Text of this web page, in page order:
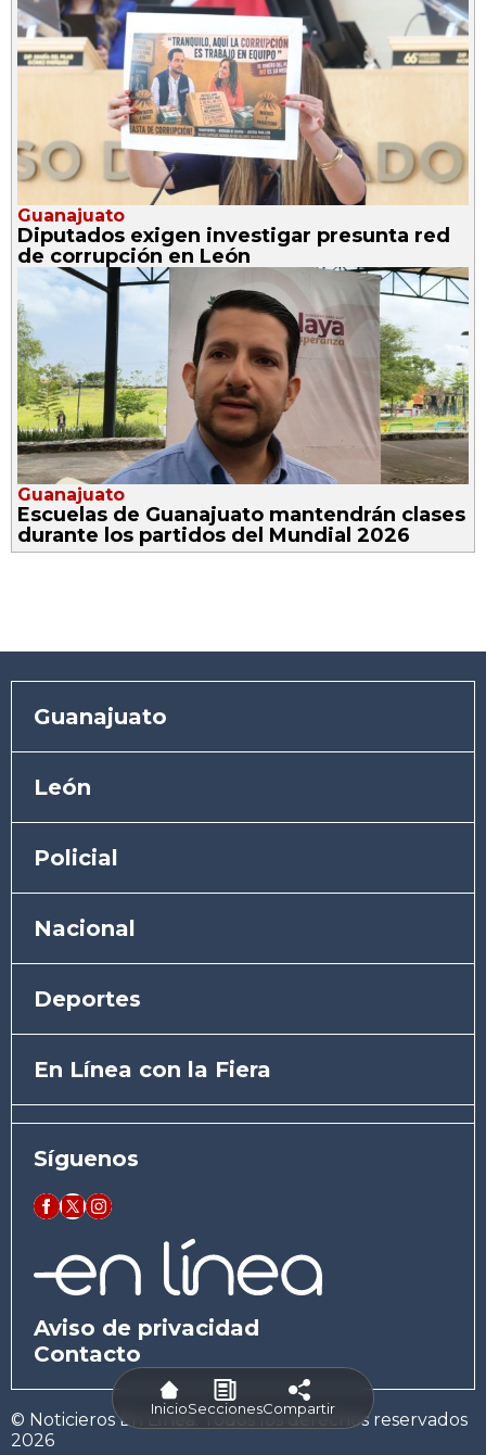
Guanajuato
Diputados exigen investigar presunta red
de corrupción en León
Guanajuato
Escuelas de Guanajuato mantendrán clases
durante los partidos del Mundial 2026
Guanajuato
León
Policial
Nacional
Deportes
En Línea con la Fiera
Síguenos
Aviso de privacidad
Contacto
© Noticieros En Línea. Todos los derechos reservados
2026
InicioSeccionesCompartir